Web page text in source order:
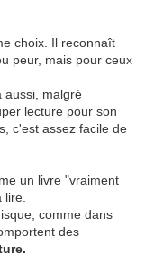
choix. Il reconnaît
peur, mais pour ceux
aussi, malgré
lecture pour son
c'est assez facile de
un livre "vraiment
comme dans
des